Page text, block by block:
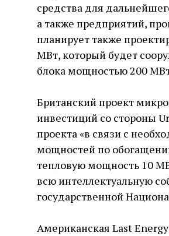
средства для
а также предприятий,
планирует также
МВт, который будет
блока мощностью 200
Британский проект
инвестиций со стороны
проекта «в связи с
мощностей по
тепловую мощность 10
всю интеллектуальную
государственной
Американская Last